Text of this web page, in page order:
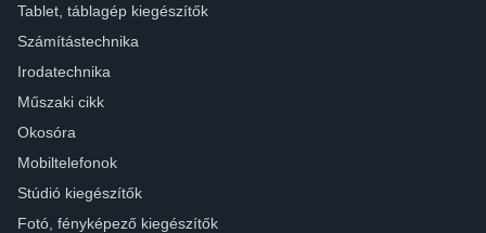
Tablet, táblagép kiegészítők
Számítástechnika
Irodatechnika
Műszaki cikk
Okosóra
Mobiltelefonok
Stúdió kiegészítők
Fotó, fényképező kiegészítők